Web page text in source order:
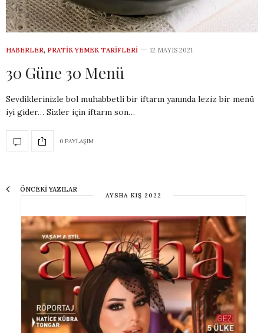
HABERLER, PRATIK YEMEK TARIFLERI 12 MAYIS 2021
30 Güne 30 Menü
Sevdiklerinizle bol muhabbetli bir iftarın yanında leziz bir menü
iyi gider… Sizler için iftarın son…
0 PAYLAŞIM
ÖNCEKI YAZILAR
AYSHA KIŞ 2022